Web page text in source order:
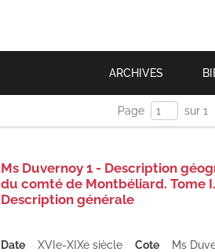
ARCHIVES
Page sur 1
Ms Duvernoy 1 - Description
du comté de Montbéliard. Tome
Description générale
Date XVIe-XIXe siècle Cote Ms